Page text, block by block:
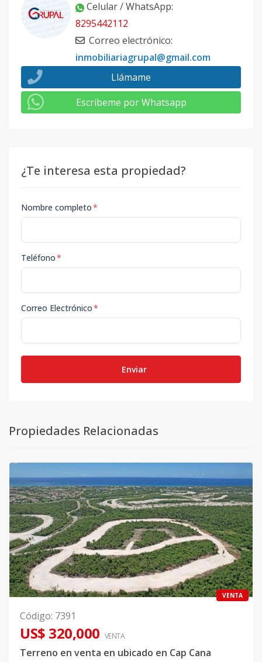
Celular / WhatsApp:
8295442112
Correo electrónico:
inmobiliariagrupal@gmail.com
Llámame
Escribeme por Whatsapp
¿Te interesa esta propiedad?
Nombre completo*
Teléfono*
Correo Electrónico*
Enviar
Propiedades Relacionadas
VENTA
Código: 7391
US$ 320,000 VENTA
Terreno en venta en ubicado en Cap Cana